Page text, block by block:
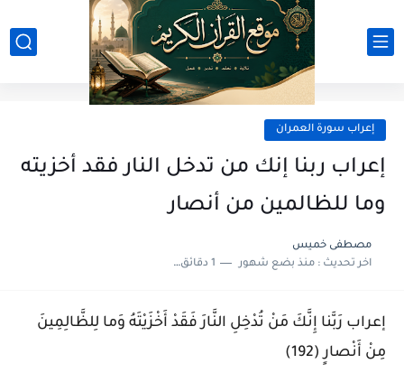
إعراب سورة العمران
إعراب ربنا إنك من تدخل النار فقد أخزيته
وما للظالمين من أنصار
مصطفى خميس
اخر تحديث :منذ بضع شهور 1 دقائق للقراءة
إعراب رَبَّنا إِنَّكَ مَنْ تُدْخِلِ النَّارَ فَقَدْ أَخْزَيْتَهُ وَما لِلظَّالِمِينَ
مِنْ أَنْصارٍ (192)